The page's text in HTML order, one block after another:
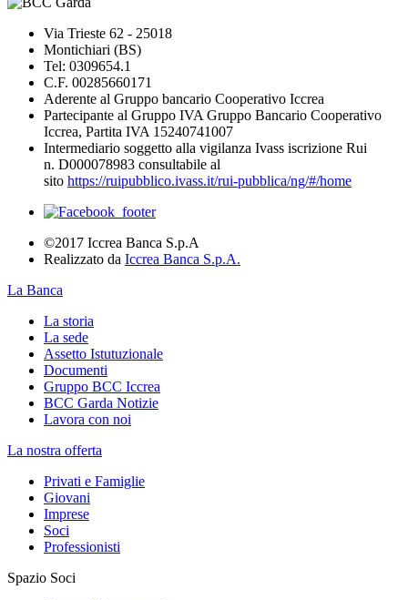
Via Trieste 62 - 25018
Montichiari (BS)
Tel: 0309654.1
C.F. 00285660171
Aderente al Gruppo bancario Cooperativo Iccrea
Partecipante al Gruppo IVA Gruppo Bancario Cooperativo
Iccrea, Partita IVA 15240741007
Intermediario soggetto alla vigilanza Ivass iscrizione Rui
n. D000078983 consultabile al
sito https://ruipubblico.ivass.it/rui-pubblica/ng/#/home
©2017 Iccrea Banca S.p.A
Realizzato da Iccrea Banca S.p.A.
La Banca
La storia
La sede
Assetto Istutuzionale
Documenti
Gruppo BCC Iccrea
BCC Garda Notizie
Lavora con noi
La nostra offerta
Privati e Famiglie
Giovani
Imprese
Soci
Professionisti
Spazio Soci